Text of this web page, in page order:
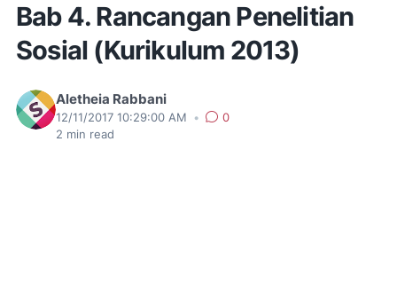
Bab 4. Rancangan Penelitian
Sosial (Kurikulum 2013)
Aletheia Rabbani
12/11/2017 10:29:00 AM •
0
2 min read